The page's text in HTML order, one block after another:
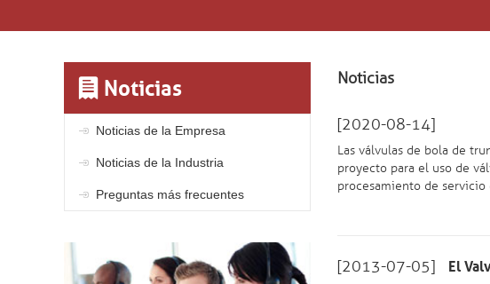
Noticias
Noticias de la Empresa
Noticias de la Industria
Preguntas más frecuentes
Noticias
[2020-08-14]
Las válvulas de bola de
proyecto para el uso de
procesamiento de
[2013-07-05] El